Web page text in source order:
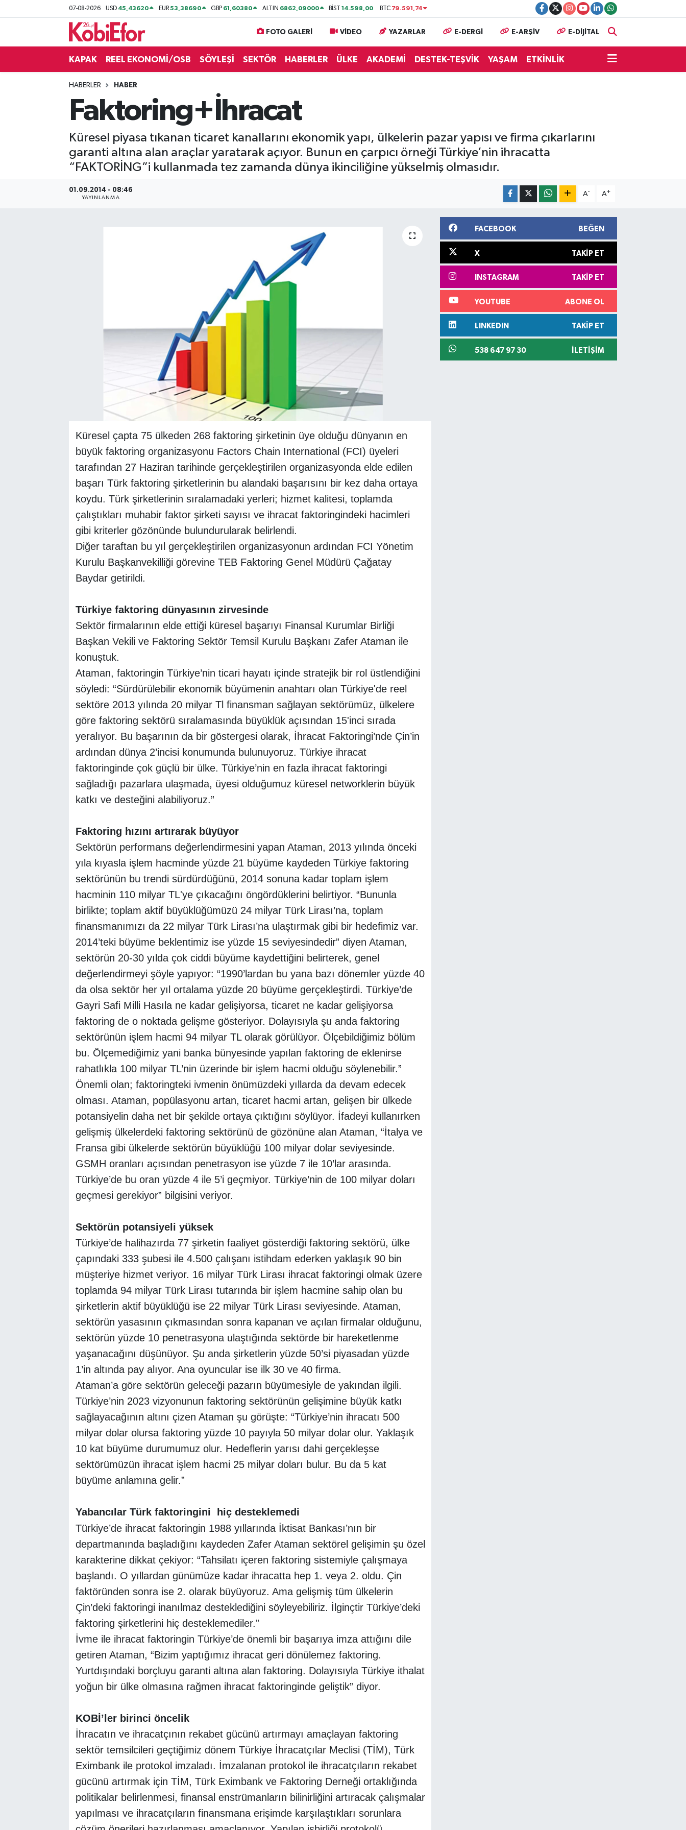
07-08-2026 USD 45,43620 EUR53,38690 GBP 61,60380 ALTIN 6862,09000 BİST14.598,00 BTC 79.591,74
FOTO GALERİ VİDEO YAZARLAR E-DERGİ E-ARŞİV E-DİJİTAL
KAPAK REEL EKONOMİ/OSB SÖYLEŞİ SEKTÖR HABERLER ÜLKE AKADEMİ DESTEK-TEŞVİK YAŞAM ETKİNLİK
HABERLER HABER
Faktoring+İhracat
Küresel piyasa tıkanan ticaret kanallarını ekonomik yapı, ülkelerin pazar yapısı ve firma çıkarlarını
garanti altına alan araçlar yaratarak açıyor. Bunun en çarpıcı örneği Türkiye’nin ihracatta
“FAKTORİNG”i kullanmada tez zamanda dünya ikinciliğine yükselmiş olmasıdır.
01.09.2014 - 08:46
YAYINLANMA
A- A+
Küresel çapta 75 ülkeden 268 faktoring şirketinin üye olduğu dünyanın en
büyük faktoring organizasyonu Factors Chain International (FCI) üyeleri
tarafından 27 Haziran tarihinde gerçekleştirilen organizasyonda elde edilen
başarı Türk faktoring şirketlerinin bu alandaki başarısını bir kez daha ortaya
koydu. Türk şirketlerinin sıralamadaki yerleri; hizmet kalitesi, toplamda
çalıştıkları muhabir faktor şirketi sayısı ve ihracat faktoringindeki hacimleri
gibi kriterler gözönünde bulundurularak belirlendi.
Diğer taraftan bu yıl gerçekleştirilen organizasyonun ardından FCI Yönetim
Kurulu Başkanvekilliği görevine TEB Faktoring Genel Müdürü Çağatay
Baydar getirildi.
Türkiye faktoring dünyasının zirvesinde
Sektör firmalarının elde ettiği küresel başarıyı Finansal Kurumlar Birliği
Başkan Vekili ve Faktoring Sektör Temsil Kurulu Başkanı Zafer Ataman ile
konuştuk.
Ataman, faktoringin Türkiye’nin ticari hayatı içinde stratejik bir rol üstlendiğini
söyledi: “Sürdürülebilir ekonomik büyümenin anahtarı olan Türkiye'de reel
sektöre 2013 yılında 20 milyar Tl finansman sağlayan sektörümüz, ülkelere
göre faktoring sektörü sıralamasında büyüklük açısından 15'inci sırada
yeralıyor. Bu başarının da bir göstergesi olarak, İhracat Faktoringi’nde Çin’in
ardından dünya 2’incisi konumunda bulunuyoruz. Türkiye ihracat
faktoringinde çok güçlü bir ülke. Türkiye’nin en fazla ihracat faktoringi
sağladığı pazarlara ulaşmada, üyesi olduğumuz küresel networklerin büyük
katkı ve desteğini alabiliyoruz.”
Faktoring hızını artırarak büyüyor
Sektörün performans değerlendirmesini yapan Ataman, 2013 yılında önceki
yıla kıyasla işlem hacminde yüzde 21 büyüme kaydeden Türkiye faktoring
sektörünün bu trendi sürdürdüğünü, 2014 sonuna kadar toplam işlem
hacminin 110 milyar TL'ye çıkacağını öngördüklerini belirtiyor. “Bununla
birlikte; toplam aktif büyüklüğümüzü 24 milyar Türk Lirası’na, toplam
finansmanımızı da 22 milyar Türk Lirası’na ulaştırmak gibi bir hedefimiz var.
2014’teki büyüme beklentimiz ise yüzde 15 seviyesindedir” diyen Ataman,
sektörün 20-30 yılda çok ciddi büyüme kaydettiğini belirterek, genel
değerlendirmeyi şöyle yapıyor: “1990’lardan bu yana bazı dönemler yüzde 40
da olsa sektör her yıl ortalama yüzde 20 büyüme gerçekleştirdi. Türkiye’de
Gayri Safi Milli Hasıla ne kadar gelişiyorsa, ticaret ne kadar gelişiyorsa
faktoring de o noktada gelişme gösteriyor. Dolayısıyla şu anda faktoring
sektörünün işlem hacmi 94 milyar TL olarak görülüyor. Ölçebildiğimiz bölüm
bu. Ölçemediğimiz yani banka bünyesinde yapılan faktoring de eklenirse
rahatlıkla 100 milyar TL’nin üzerinde bir işlem hacmi olduğu söylenebilir.”
Önemli olan; faktoringteki ivmenin önümüzdeki yıllarda da devam edecek
olması. Ataman, popülasyonu artan, ticaret hacmi artan, gelişen bir ülkede
potansiyelin daha net bir şekilde ortaya çıktığını söylüyor. İfadeyi kullanırken
gelişmiş ülkelerdeki faktoring sektörünü de gözönüne alan Ataman, “İtalya ve
Fransa gibi ülkelerde sektörün büyüklüğü 100 milyar dolar seviyesinde.
GSMH oranları açısından penetrasyon ise yüzde 7 ile 10’lar arasında.
Türkiye’de bu oran yüzde 4 ile 5’i geçmiyor. Türkiye’nin de 100 milyar doları
geçmesi gerekiyor” bilgisini veriyor.
Sektörün potansiyeli yüksek
Türkiye’de halihazırda 77 şirketin faaliyet gösterdiği faktoring sektörü, ülke
çapındaki 333 şubesi ile 4.500 çalışanı istihdam ederken yaklaşık 90 bin
müşteriye hizmet veriyor. 16 milyar Türk Lirası ihracat faktoringi olmak üzere
toplamda 94 milyar Türk Lirası tutarında bir işlem hacmine sahip olan bu
şirketlerin aktif büyüklüğü ise 22 milyar Türk Lirası seviyesinde. Ataman,
sektörün yasasının çıkmasından sonra kapanan ve açılan firmalar olduğunu,
sektörün yüzde 10 penetrasyona ulaştığında sektörde bir hareketlenme
yaşanacağını düşünüyor. Şu anda şirketlerin yüzde 50’si piyasadan yüzde
1’in altında pay alıyor. Ana oyuncular ise ilk 30 ve 40 firma.
Ataman’a göre sektörün geleceği pazarın büyümesiyle de yakından ilgili.
Türkiye’nin 2023 vizyonunun faktoring sektörünün gelişimine büyük katkı
sağlayacağının altını çizen Ataman şu görüşte: “Türkiye’nin ihracatı 500
milyar dolar olursa faktoring yüzde 10 payıyla 50 milyar dolar olur. Yaklaşık
10 kat büyüme durumumuz olur. Hedeflerin yarısı dahi gerçekleşse
sektörümüzün ihracat işlem hacmi 25 milyar doları bulur. Bu da 5 kat
büyüme anlamına gelir.”
Yabancılar Türk faktoringini
hiç desteklemedi
Türkiye’de ihracat faktoringin 1988 yıllarında İktisat Bankası’nın bir
departmanında başladığını kaydeden Zafer Ataman sektörel gelişimin şu özel
karakterine dikkat çekiyor: “Tahsilatı içeren faktoring sistemiyle çalışmaya
başlandı. O yıllardan günümüze kadar ihracatta hep 1. veya 2. oldu. Çin
faktöründen sonra ise 2. olarak büyüyoruz. Ama gelişmiş tüm ülkelerin
Çin’deki faktoringi inanılmaz desteklediğini söyleyebiliriz. İlginçtir Türkiye’deki
faktoring şirketlerini hiç desteklemediler.”
İvme ile ihracat faktoringin Türkiye’de önemli bir başarıya imza attığını dile
getiren Ataman, “Bizim yaptığımız ihracat geri dönülemez faktoring.
Yurtdışındaki borçluyu garanti altına alan faktoring. Dolayısıyla Türkiye ithalat
yoğun bir ülke olmasına rağmen ihracat faktoringinde geliştik” diyor.
KOBİ’ler birinci öncelik
İhracatın ve ihracatçının rekabet gücünü artırmayı amaçlayan faktoring
sektör temsilcileri geçtiğimiz dönem Türkiye İhracatçılar Meclisi (TİM), Türk
Eximbank ile protokol imzaladı. İmzalanan protokol ile ihracatçıların rekabet
gücünü artırmak için TİM, Türk Eximbank ve Faktoring Derneği ortaklığında
politikalar belirlenmesi, finansal enstrümanların bilinirliğini artıracak çalışmalar
yapılması ve ihracatçıların finansmana erişimde karşılaştıkları sorunlara
FACEBOOK BEĞEN
X TAKIP ET
INSTAGRAM TAKIP ET
YOUTUBE ABONE OL
LINKEDIN TAKIP ET
538 647 97 30 İLETIŞIM
BİLİŞİM PANO